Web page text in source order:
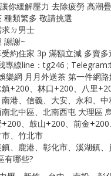
你緩解壓力 去除疲勞 高潮
類繁多 敬請挑選
ㄉ男士
謝謝~
約住家 3p 滿額立減 多賣多
專線line：tg246 ;
網 月月外送茶 第一件網路
鎮+200、林口+200、八里
港、信義、大安、永和、
南北中區、北南西屯 大理區
+200、鼓山+200、前金
市、竹北市
鎮、鹿港、彰化市、溪湖鎮、
有哪些?